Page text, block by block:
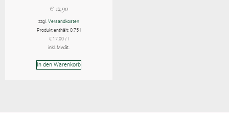
€12,90
zzgl. Versandkosten
Produkt enthält: 0,75
€17,00/
inkl. MwSt.
In den Warenkorb